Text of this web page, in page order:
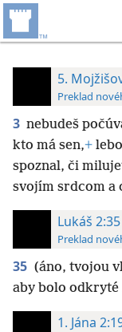
5.
Preklad
3 nebudeš
kto má sen,+
spoznal, či
svojím srdcom a
Lukáš 2:35
Preklad
35 (áno, tvojou
aby bolo odkryté
1. Jána